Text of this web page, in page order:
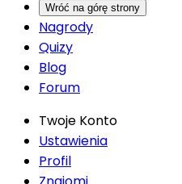
Wróć na górę strony
Nagrody
Quizy
Blog
Forum
Twoje Konto
Ustawienia
Profil